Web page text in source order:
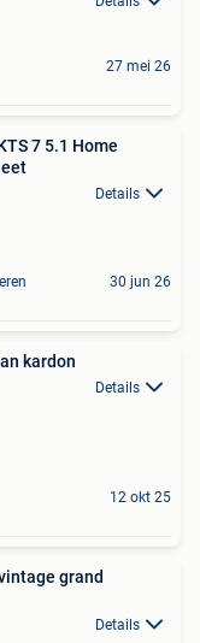
27 mei 26
7 5.1 Home
Details
30 jun 26
kardon
Details
12 okt 25
grand
Details